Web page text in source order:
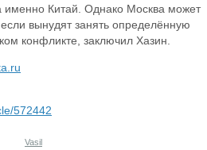
именно Китай. Однако Москва может
вынудят занять определённую
конфликте, заключил Хазин.
572442
Vasil